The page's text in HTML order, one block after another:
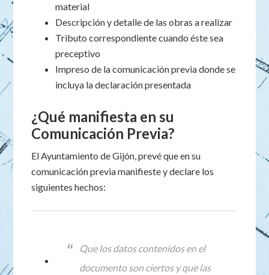
material
Descripción y detalle de las obras a realizar
Tributo correspondiente cuando éste sea
preceptivo
Impreso de la comunicación previa donde se
incluya la declaración presentada
¿Qué manifiesta en su
Comunicación Previa?
El Ayuntamiento de Gijón, prevé que en su
comunicación previa manifieste y declare los
siguientes hechos:
Que los datos contenidos en el
documento son ciertos y que las